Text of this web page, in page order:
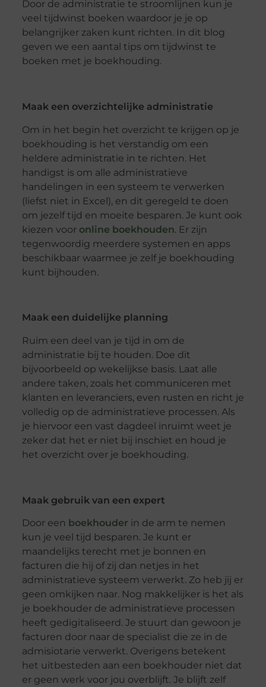
Door de administratie te stroomlijnen kun je
veel tijdwinst boeken waardoor je je op
belangrijker zaken kunt richten. In dit blog
geven we een aantal tips om tijdwinst te
boeken met je boekhouding.
Maak een overzichtelijke administratie
Om in het begin het overzicht te krijgen op je
boekhouding is het verstandig om een
heldere administratie in te richten. Het
handigst is om alle administratieve
handelingen in een systeem te verwerken
(liefst niet in Excel), en dit geregeld te doen
om jezelf tijd en moeite besparen. Je kunt ook
kiezen voor online boekhouden. Er zijn
tegenwoordig meerdere systemen en apps
beschikbaar waarmee je zelf je boekhouding
kunt bijhouden.
Maak een duidelijke planning
Ruim een deel van je tijd in om de
administratie bij te houden. Doe dit
bijvoorbeeld op wekelijkse basis. Laat alle
andere taken, zoals het communiceren met
klanten en leveranciers, even rusten en richt je
volledig op de administratieve processen. Als
je hiervoor een vast dagdeel inruimt weet je
zeker dat het er niet bij inschiet en houd je
het overzicht over je boekhouding.
Maak gebruik van een expert
Door een boekhouder in de arm te nemen
kun je veel tijd besparen. Je kunt er
maandelijks terecht met je bonnen en
facturen die hij of zij dan netjes in het
administratieve systeem verwerkt. Zo heb jij er
geen omkijken naar. Nog makkelijker is het als
je boekhouder de administratieve processen
heeft gedigitaliseerd. Je stuurt dan gewoon je
facturen door naar de specialist die ze in de
admisiotarie verwerkt. Overigens betekent
het uitbesteden aan een boekhouder niet dat
er geen werk voor jou overblijft. Je blijft zelf